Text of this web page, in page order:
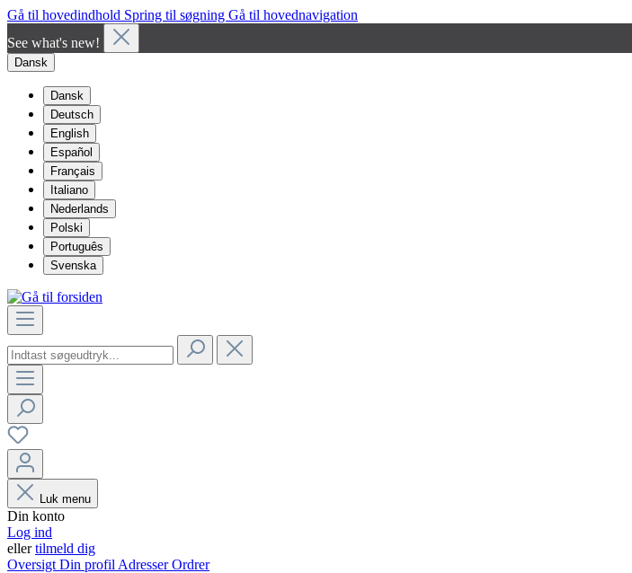
Gå til hovedindhold Spring til søgning Gå til hovednavigation
See what's new!
Dansk
Dansk
Deutsch
English
Español
Français
Italiano
Nederlands
Polski
Português
Svenska
Luk menu
Din konto
Log ind
ellertilmeld dig
Oversigt Din profil AdresserOrdrer